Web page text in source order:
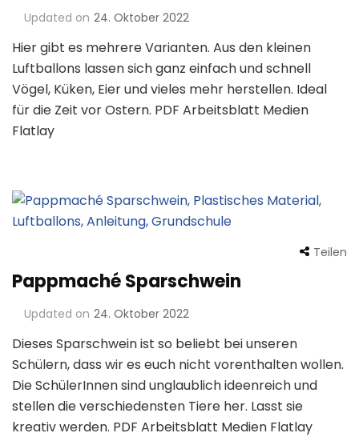
Updated on 24. Oktober 2022
Hier gibt es mehrere Varianten. Aus den kleinen
Luftballons lassen sich ganz einfach und schnell
Vögel, Küken, Eier und vieles mehr herstellen. Ideal
für die Zeit vor Ostern. PDF Arbeitsblatt Medien
Flatlay
Teilen
Pappmaché Sparschwein
Updated on 24. Oktober 2022
Dieses Sparschwein ist so beliebt bei unseren
Schülern, dass wir es euch nicht vorenthalten wollen.
Die SchülerInnen sind unglaublich ideenreich und
stellen die verschiedensten Tiere her. Lasst sie
kreativ werden. PDF Arbeitsblatt Medien Flatlay